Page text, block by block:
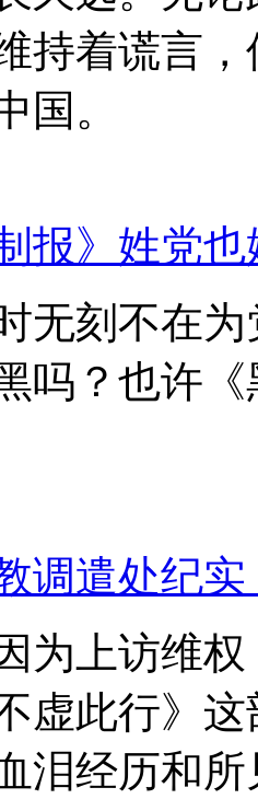
持着谎言
国。
报》姓党
无刻不在
吗？也许
遣处纪实
为上访维
虚此行》
泪经历和